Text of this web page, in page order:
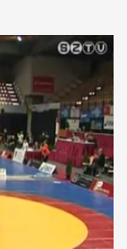
bírkózói a
napján. A
csak nagy
A 28 éves,
fordulóban
ám a
és ott legyőzte